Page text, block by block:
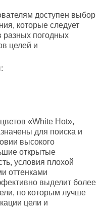
доступен выбор
которые следует
разных погодных
целей и
«White Hot»,
для поиска и
высокого
открытые
условия плохой
оттенками
выделит более
по которым лучше
цели и